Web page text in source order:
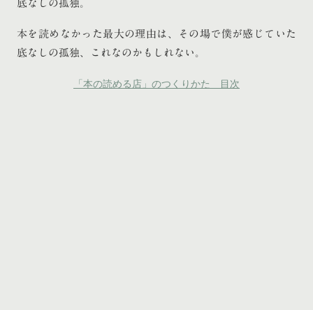
底なしの孤独。
本を読めなかった最大の理由は、その場で僕が感じていた
底なしの孤独、これなのかもしれない。
「本の読める店」のつくりかた 目次